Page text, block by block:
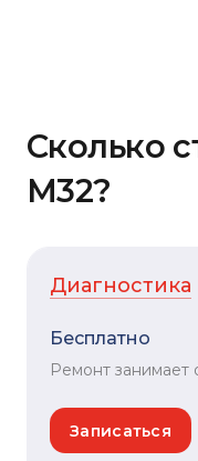
Сколько
M32?
Диагностика
Бесплатно
Ремонт занимает
Записаться